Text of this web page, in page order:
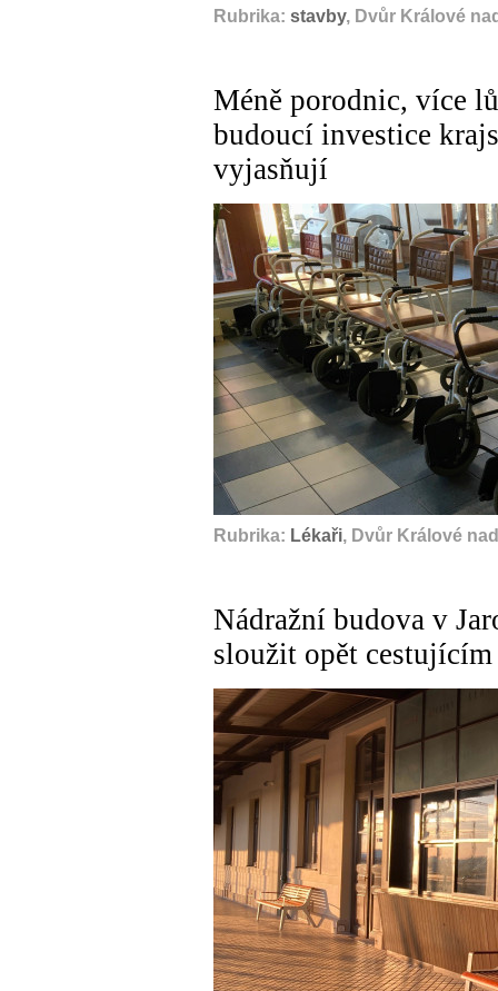
Rubrika: stavby, Dvůr Králové
Méně porodnic, více
budoucí investice
vyjasňují
Rubrika: Lékaři, Dvůr Králové
Nádražní budova v
sloužit opět cestujícím